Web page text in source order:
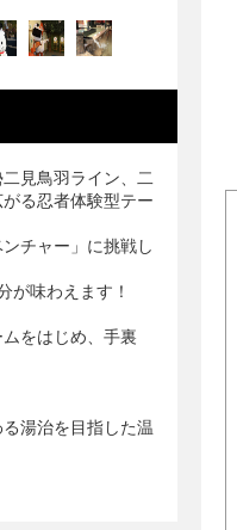
見鳥羽ライン、二
る忍者体験型テー
チャー」に挑戦し
が味わえます！
をはじめ、手裏
湯治を目指した温